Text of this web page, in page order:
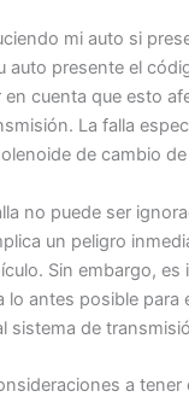
mi auto si
auto presente el
cuenta que esto
La falla
de cambio
no puede ser
un peligro
Sin embargo, es
lo antes posible para
sistema de
a tener